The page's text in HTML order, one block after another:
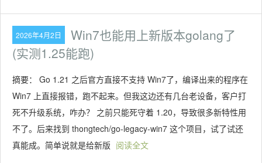
2026年4月2日
Win7也能用上新版本golang了
(实测1.25能跑)
摘要： Go 1.21 之后官方直接不支持 Win7了，编译出来的程序在
Win7 上直接报错，跑不起来。但我这边还有几台老设备，客户打
死不升级系统，咋办？ 之前只能死守着 1.20，导致很多新特性用
不了。后来找到 thongtech/go-legacy-win7 这个项目，试了试还
真能成。简单说就是给新版 阅读全文